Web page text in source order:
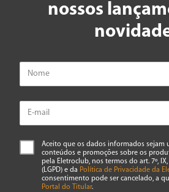
nossos
Aceito que os dados informados sejam
conteúdos e promoções sobre os
pela Eletroclub, nos termos do art. 7º,
(LGPD) e da Política de Privacidade da
consentimento pode ser cancelado, a
Portal do Titular.